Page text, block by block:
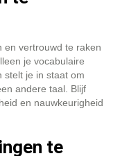
en vertrouwd te raken
je vocabulaire
stelt je in staat om
andere taal. Blijf
en nauwkeurigheid
te